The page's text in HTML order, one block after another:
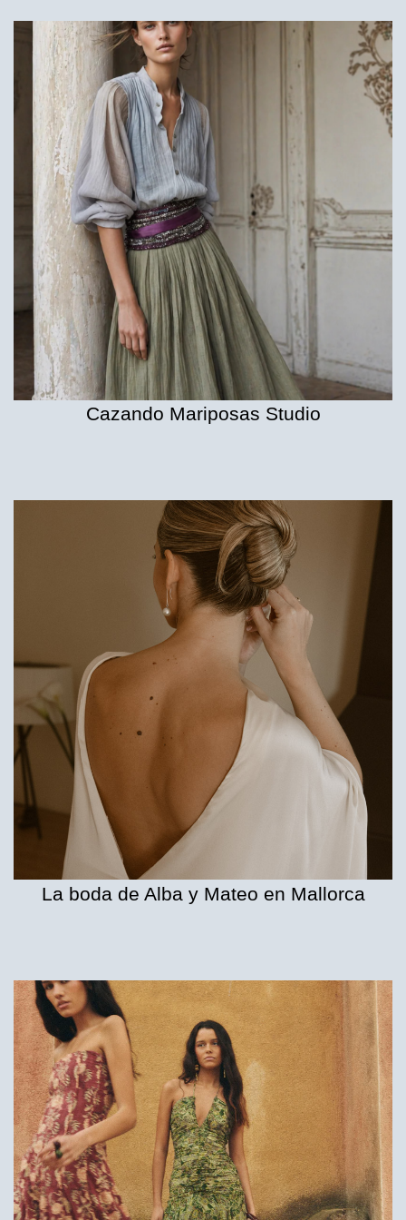
Cazando Mariposas Studio
La boda de Alba y Mateo en Mallorca